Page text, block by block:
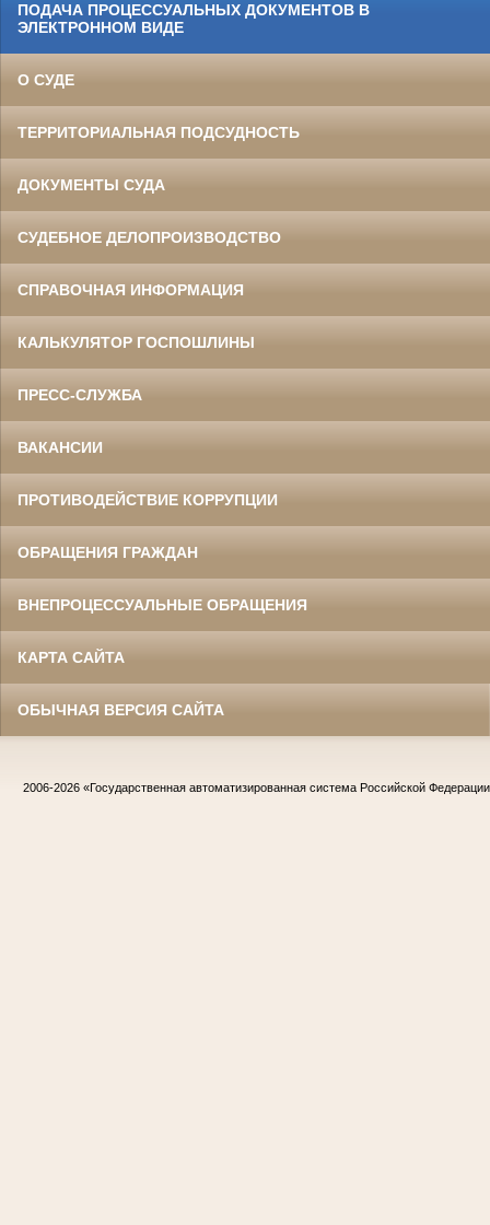
ПОДАЧА ПРОЦЕССУАЛЬНЫХ ДОКУМЕНТОВ В
ЭЛЕКТРОННОМ ВИДЕ
О СУДЕ
ТЕРРИТОРИАЛЬНАЯ ПОДСУДНОСТЬ
ДОКУМЕНТЫ СУДА
СУДЕБНОЕ ДЕЛОПРОИЗВОДСТВО
СПРАВОЧНАЯ ИНФОРМАЦИЯ
КАЛЬКУЛЯТОР ГОСПОШЛИНЫ
ПРЕСС-СЛУЖБА
ВАКАНСИИ
ПРОТИВОДЕЙСТВИЕ КОРРУПЦИИ
ОБРАЩЕНИЯ ГРАЖДАН
ВНЕПРОЦЕССУАЛЬНЫЕ ОБРАЩЕНИЯ
КАРТА САЙТА
ОБЫЧНАЯ ВЕРСИЯ САЙТА
2006-2026 «Государственная автоматизированная система Российской